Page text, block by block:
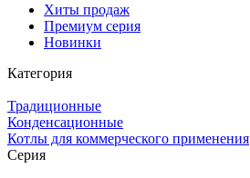
Хиты продаж
Премиум серия
Новинки
Категория
Традиционные
Конденсационные
Котлы для коммерческого применения
Серия